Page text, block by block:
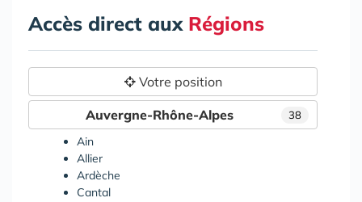
Accès direct aux Régions
Votre position
38
Auvergne-Rhône-Alpes
Ain
Allier
Ardèche
Cantal